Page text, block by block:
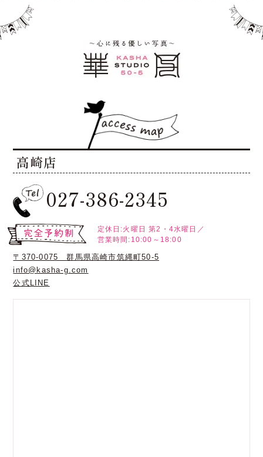
高崎店
027-386-2345
定休日:火曜日 第2・4水曜日／
営業時間:10:00～18:00
〒370-0075 群馬県高崎市筑縄町50-5
info@kasha-g.com
公式LINE